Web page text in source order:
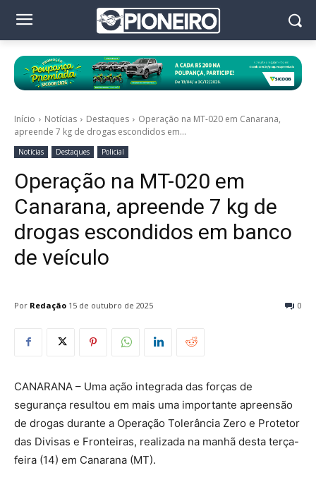
Início Notícias Destaques
Operação na MT-020 em Canarana,
apreende 7 kg de drogas escondidos em...
Notícias Destaques Policial
Operação na MT-020 em
Canarana, apreende 7 kg de
drogas escondidos em banco
de veículo
Por Redação 0
15 de outubro de 2025
CANARANA – Uma ação integrada das forças de
segurança resultou em mais uma importante apreensão
de drogas durante a Operação Tolerância Zero e Protetor
das Divisas e Fronteiras, realizada na manhã desta terça-
feira (14) em Canarana (MT).